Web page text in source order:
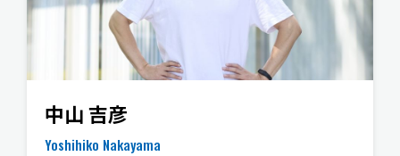
中山 吉彦
Yoshihiko Nakayama